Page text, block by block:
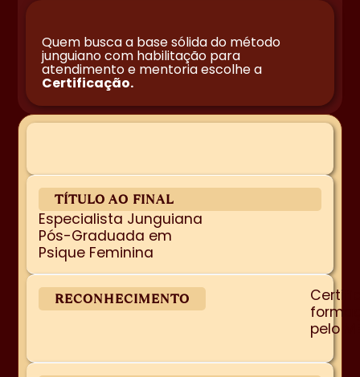
Quem busca a base sólida do método
junguiano com habilitação para
atendimento e mentoria escolhe a
Certificação.
TÍTULO AO FINAL
Especialista Junguiana
Pós-Graduada em
Psique Feminina
RECONHECIMENTO
pelo